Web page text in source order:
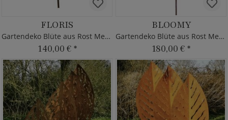
FLORIS
Gartendeko Blüte aus Rost Metall
140,00 € *
BLOOMY
Gartendeko Blüte aus Rost Metall
180,00 € *